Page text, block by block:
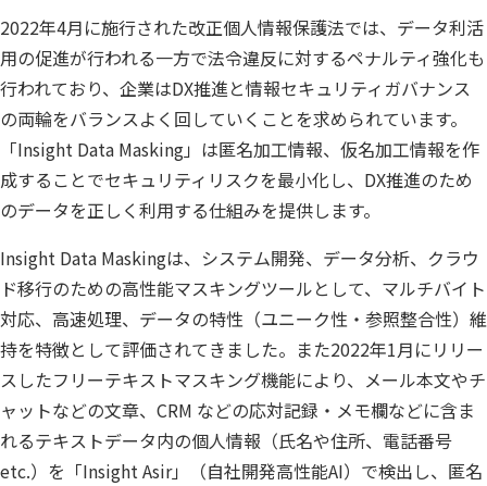
データベース監査
プロフェッショナルサービス
キーワードに関連する製品
SQLテスト
クラウド移行
テストデータ作成
ディザスタリカバリ
データガバナンス
データベースバージョ
データベース構築
データベース監査
データベース移行
公共
運輸・物流業
Qlik データ統合
Denodo Platform
Dbvisit StandbyMP
2022年4月に施行された改正個人情報保護法では、データ利活
用の促進が行われる一方で法令違反に対するペナルティ強化も
行われており、企業はDX推進と情報セキュリティガバナンス
の両輪をバランスよく回していくことを求められています。
「Insight Data Masking」は匿名加工情報、仮名加工情報を作
成することでセキュリティリスクを最小化し、DX推進のため
のデータを正しく利用する仕組みを提供します。
Insight Data Maskingは、システム開発、データ分析、クラウ
ド移行のための高性能マスキングツールとして、マルチバイト
対応、高速処理、データの特性（ユニーク性・参照整合性）維
持を特徴として評価されてきました。また2022年1月にリリー
スしたフリーテキストマスキング機能により、メール本文やチ
ャットなどの文章、CRM などの応対記録・メモ欄などに含ま
れるテキストデータ内の個人情報（氏名や住所、電話番号
etc.）を「Insight Asir」（自社開発高性能AI）で検出し、匿名